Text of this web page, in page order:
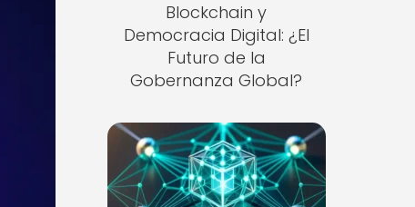
Blockchain y
Democracia Digital: ¿El
Futuro de la
Gobernanza Global?